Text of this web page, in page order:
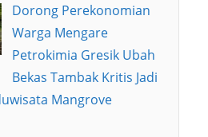
Dorong Perekonomian
Warga Mengare
Petrokimia Gresik Ubah
Bekas Tambak Kritis Jadi
Mangrove